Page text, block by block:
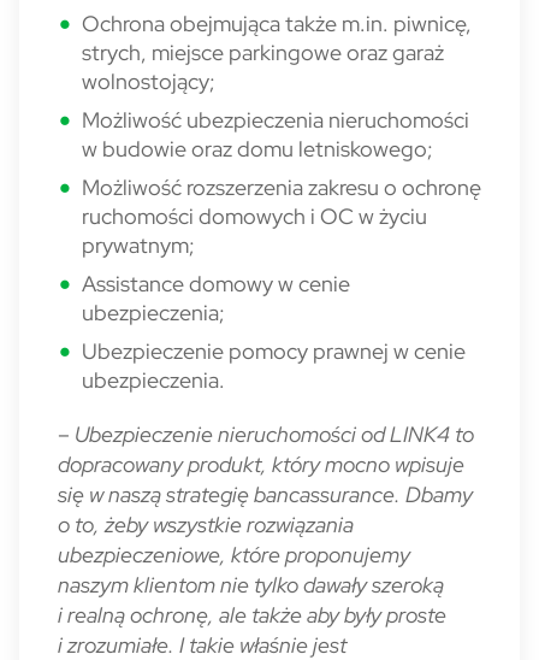
Ochrona obejmująca także m.in. piwnicę,
strych, miejsce parkingowe oraz garaż
wolnostojący;
Możliwość ubezpieczenia nieruchomości
w budowie oraz domu letniskowego;
Możliwość rozszerzenia zakresu o ochronę
ruchomości domowych i OC w życiu
prywatnym;
Assistance domowy w cenie
ubezpieczenia;
Ubezpieczenie pomocy prawnej w cenie
ubezpieczenia.
– Ubezpieczenie nieruchomości od LINK4 to
dopracowany produkt, który mocno wpisuje
się w naszą strategię bancassurance. Dbamy
o to, żeby wszystkie rozwiązania
ubezpieczeniowe, które proponujemy
naszym klientom nie tylko dawały szeroką
i realną ochronę, ale także aby były proste
i zrozumiałe. I takie właśnie jest